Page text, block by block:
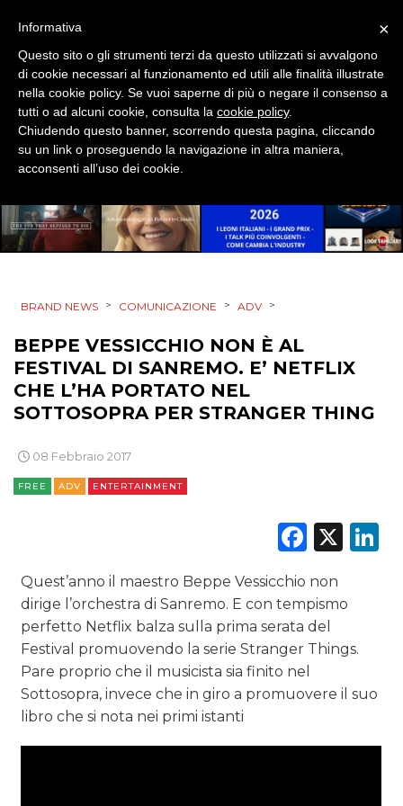
MOBILE
PROMOZIONI
PRODOTTI
PUNTI VENDITA
CSR
STRATEGIE
ESTERNA
RADIO / AUDIO
TV
BRAND NEWS > COMUNICAZIONE > ADV >
BEPPE VESSICCHIO NON È AL
FESTIVAL DI SANREMO. E’ NETFLIX
CHE L’HA PORTATO NEL
SOTTOSOPRA PER STRANGER THING
08 Febbraio 2017
FREE ADV ENTERTAINMENT
X
Quest’anno il maestro Beppe Vessicchio non
dirige l’orchestra di Sanremo. E con tempismo
perfetto Netflix balza sulla prima serata del
Festival promuovendo la serie Stranger Things.
Pare proprio che il musicista sia finito nel
Sottosopra, invece che in giro a promuovere il suo
libro che si nota nei primi istanti
×
Informativa
Questo sito o gli strumenti terzi da questo utilizzati si avvalgono
di cookie necessari al funzionamento ed utili alle finalità illustrate
nella cookie policy. Se vuoi saperne di più o negare il consenso a
tutti o ad alcuni cookie, consulta la cookie policy.
Chiudendo questo banner, scorrendo questa pagina, cliccando
su un link o proseguendo la navigazione in altra maniera,
acconsenti all’uso dei cookie.